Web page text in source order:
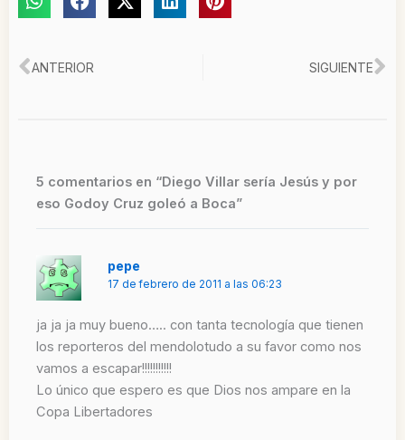
Ant
ANTERIOR SIGUIENTE
5 comentarios en “Diego Villar sería Jesús y por
eso Godoy Cruz goleó a Boca”
pepe
17 de febrero de 2011 a las 06:23
ja ja ja muy bueno….. con tanta tecnología que tienen
los reporteros del mendolotudo a su favor como nos
vamos a escapar!!!!!!!!!!!
Lo único que espero es que Dios nos ampare en la
Copa Libertadores